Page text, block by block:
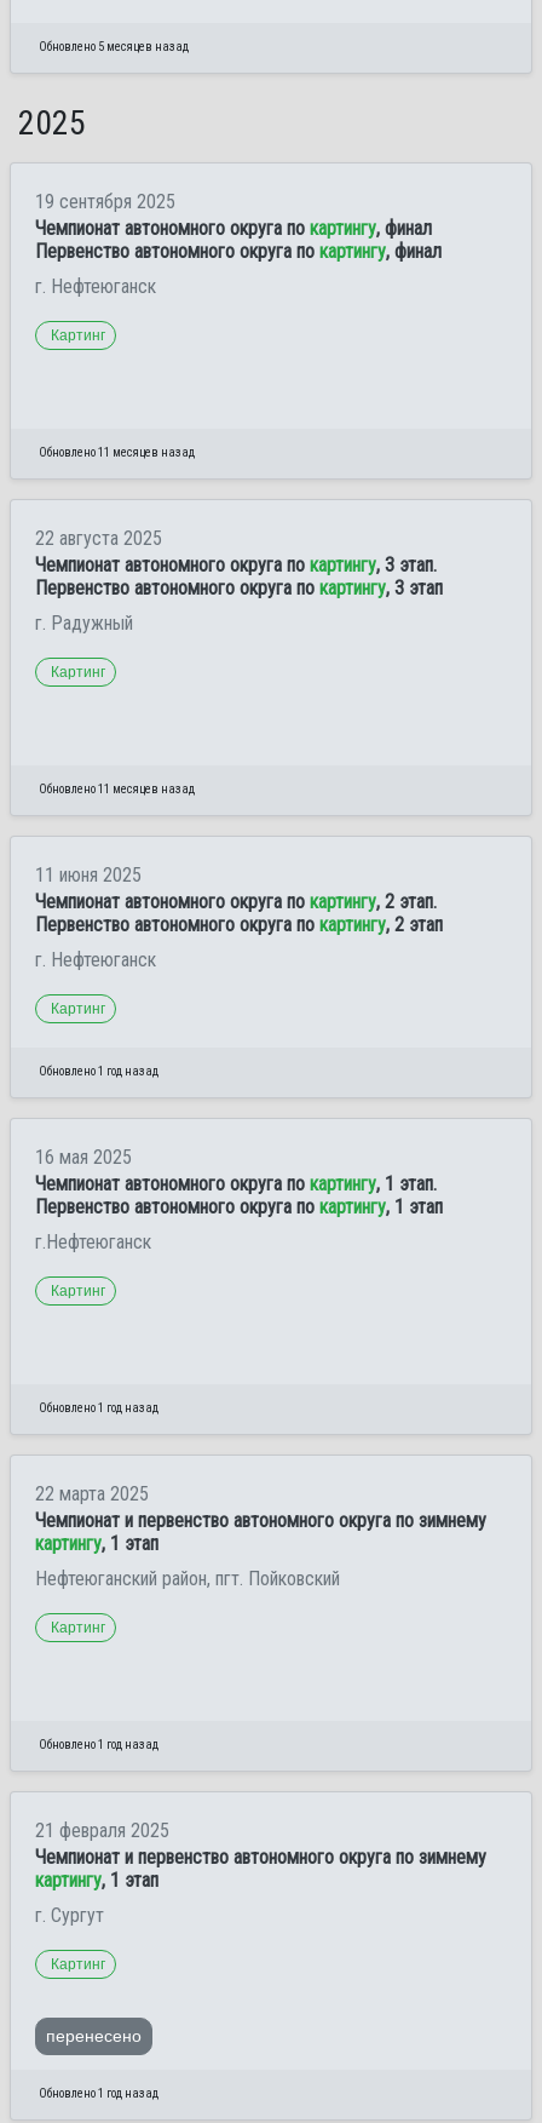
Обновлено 5 месяцев назад
2025
19 сентября 2025
Чемпионат автономного округа по картингу, финал
Первенство автономного округа по картингу, финал
г. Нефтеюганск
Картинг
Обновлено 11 месяцев назад
22 августа 2025
Чемпионат автономного округа по картингу, 3 этап.
Первенство автономного округа по картингу, 3 этап
г. Радужный
Картинг
Обновлено 11 месяцев назад
11 июня 2025
Чемпионат автономного округа по картингу, 2 этап.
Первенство автономного округа по картингу, 2 этап
г. Нефтеюганск
Картинг
Обновлено 1 год назад
16 мая 2025
Чемпионат автономного округа по картингу, 1 этап.
Первенство автономного округа по картингу, 1 этап
г.Нефтеюганск
Картинг
Обновлено 1 год назад
22 марта 2025
Чемпионат и первенство автономного округа по зимнему
картингу, 1 этап
Нефтеюганский район, пгт. Пойковский
Картинг
Обновлено 1 год назад
21 февраля 2025
Чемпионат и первенство автономного округа по зимнему
картингу, 1 этап
г. Сургут
Картинг
перенесено
Обновлено 1 год назад